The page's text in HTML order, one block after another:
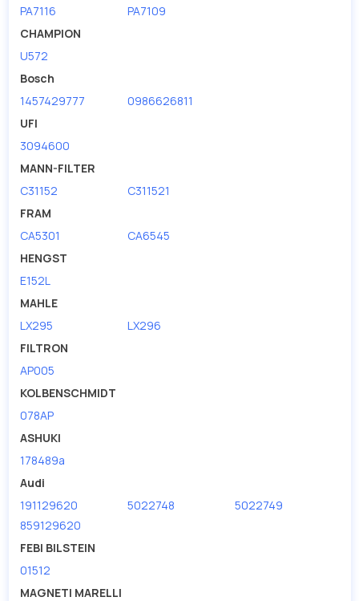
PA7116
PA7109
CHAMPION
U572
Bosch
1457429777
0986626811
UFI
3094600
MANN-FILTER
C31152
C311521
FRAM
CA5301
CA6545
HENGST
E152L
MAHLE
LX295
LX296
FILTRON
AP005
KOLBENSCHMIDT
078AP
ASHUKI
178489a
Audi
191129620
5022748
5022749
859129620
FEBI BILSTEIN
01512
MAGNETI MARELLI